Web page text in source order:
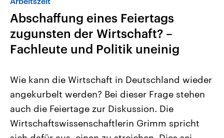
2026
Alle Informationen
Sachsen-Anhalt wählt am 6.
September 2026 einen neuen
Landtag. Seit 2021 wird das
Bundesland von einer Koalition aus
Aktuelle Beiträge,
Hintergründe
Wirtschaftlich und
gehören die Vereinigten
den mächtigsten Ländern
mit großem Einfluss auf
Abschaffung eines Feiertags
zugunsten der Wirtschaft? –
Fachleute und Politik uneinig
Wie kann die Wirtschaft in Deutschland wieder
angekurbelt werden? Bei dieser Frage stehen
auch die Feiertage zur Diskussion. Die
Wirtschaftswissenschaftlerin Grimm spricht